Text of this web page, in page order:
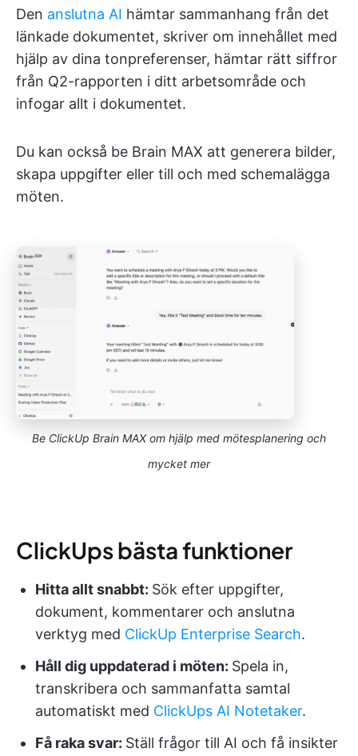
Den anslutna AI hämtar sammanhang från det
länkade dokumentet, skriver om innehållet med
hjälp av dina tonpreferenser, hämtar rätt siffror
från Q2-rapporten i ditt arbetsområde och
infogar allt i dokumentet.
Du kan också be Brain MAX att generera bilder,
skapa uppgifter eller till och med schemalägga
möten.
Be ClickUp Brain MAX om hjälp med mötesplanering och
mycket mer
ClickUps bästa funktioner
Hitta allt snabbt: Sök efter uppgifter,
dokument, kommentarer och anslutna
verktyg med ClickUp Enterprise Search.
Håll dig uppdaterad i möten: Spela in,
transkribera och sammanfatta samtal
automatiskt med ClickUps AI Notetaker.
Få raka svar: Ställ frågor till AI och få insikter